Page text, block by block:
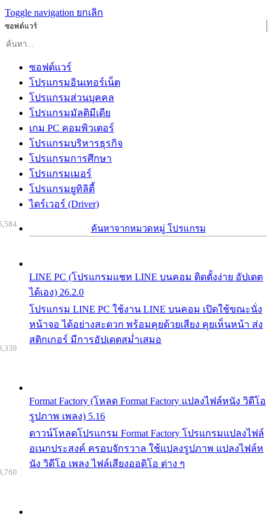
Toggle navigation ยกเลิก
ซอฟต์แวร์
ซอฟต์แวร์
โปรแกรมอินเทอร์เน็ต
โปรแกรมส่วนบุคคล
โปรแกรมมัลติมีเดีย
เกม PC คอมพิวเตอร์
โปรแกรมบริหารธุรกิจ
โปรแกรมการศึกษา
โปรแกรมเมอร์
โปรแกรมยูทิลิตี้
ไดร์เวอร์ (Driver)
ค้นหาจากหมวดหมู่ โปรแกรม
LINE PC (โปรแกรมแชท LINE บนคอม ติดตั้งง่าย อัปเดต
ได้เอง) 26.2.0
โปรแกรม LINE PC ใช้งาน LINE บนคอม เปิดใช้ขณะนั่ง
หน้าจอ ได้อย่างสะดวก พร้อมคุยด้วยเสียง คุยเห็นหน้า ส่ง
สติกเกอร์ มีการอัปเดตสม่ำเสมอ
Format Factory (โหลด Format Factory แปลงไฟล์หนัง วิดีโอ
รูปภาพ เพลง) 5.16
ดาวน์โหลดโปรแกรม Format Factory โปรแกรมแปลงไฟล์
อเนกประสงค์ ครอบจักรวาล ใช้แปลงรูปภาพ แปลงไฟล์ห
นัง วิดีโอ เพลง ไฟล์เสียงออดิโอ ต่าง ๆ